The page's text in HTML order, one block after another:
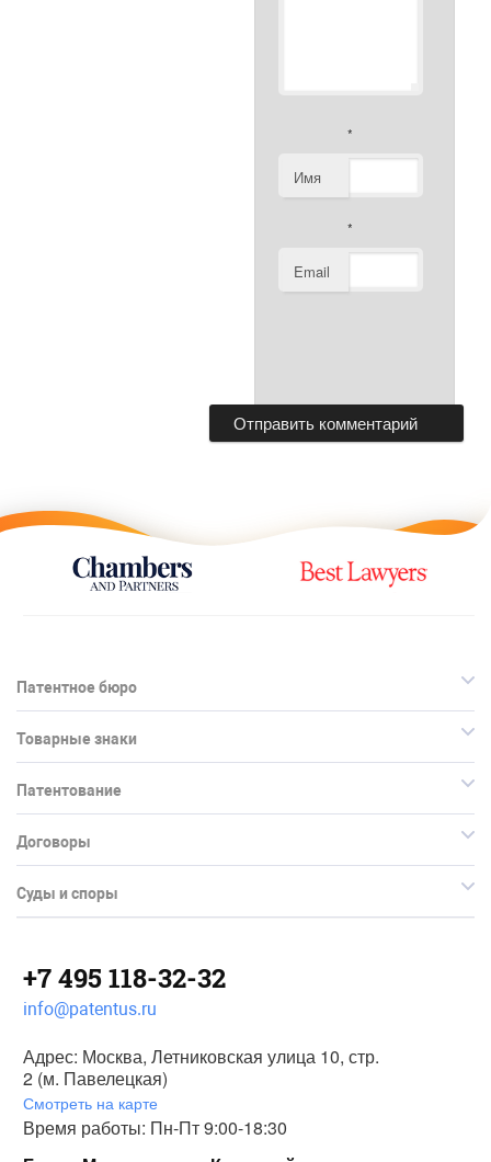
Имя
*
Email
*
Патентное бюро
Товарные знаки
Патентование
Договоры
Суды и споры
+7 495 118-32-32
info@patentus.ru
Адрес: Москва, Летниковская улица 10, стр.
2 (м. Павелецкая)
Смотреть на карте
Время работы: Пн-Пт 9:00-18:30